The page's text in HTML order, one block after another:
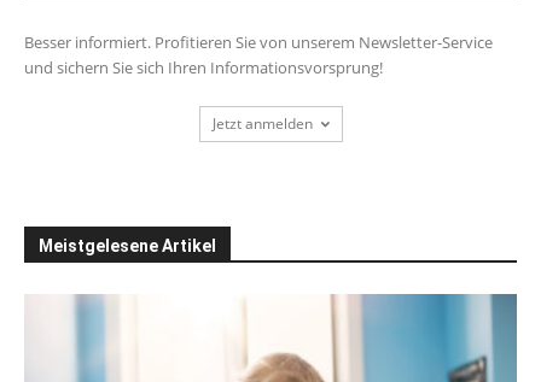
Besser informiert. Profitieren Sie von unserem Newsletter-Service
und sichern Sie sich Ihren Informationsvorsprung!
Jetzt anmelden
Meistgelesene Artikel